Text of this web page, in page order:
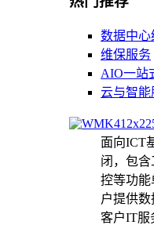
数据中心
维保服务
AIO一站
云与智能
面向ICT
闭，包
控等功能
户提供
客户IT服